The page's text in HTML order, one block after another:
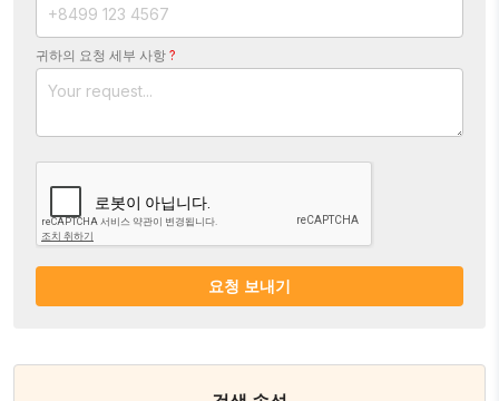
귀하의 요청 세부 사항 ?
요청 보내기